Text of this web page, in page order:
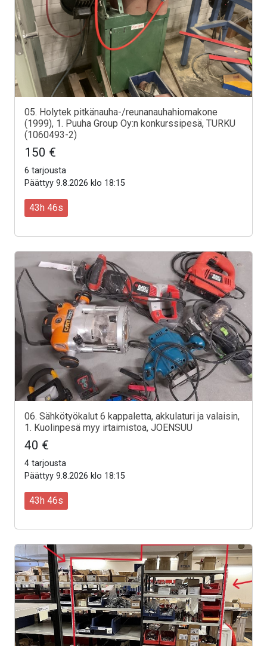
05. Holytek pitkänauha-/reunanauhahiomakone
(1999), 1. Puuha Group Oy:n konkurssipesä, TURKU
(1060493-2)
150 €
6 tarjousta
Päättyy 9.8.2026 klo 18:15
43h 44s
06. Sähkötyökalut 6 kappaletta, akkulaturi ja valaisin,
1. Kuolinpesä myy irtaimistoa, JOENSUU
40 €
4 tarjousta
Päättyy 9.8.2026 klo 18:15
43h 44s